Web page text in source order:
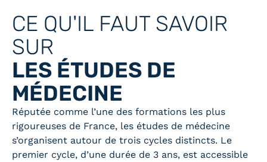
CE QU'IL FAUT SAVOIR
SUR
LES ÉTUDES DE
MÉDECINE
Réputée comme l’une des formations les plus
rigoureuses de France, les études de médecine
s’organisent autour de trois cycles distincts. Le
premier cycle, d’une durée de 3 ans, est accessible